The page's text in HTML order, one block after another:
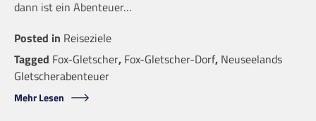
dann ist ein Abenteuer…
Posted in Reiseziele
Tagged Fox-Gletscher, Fox-Gletscher-Dorf, Neuseelands
Gletscherabenteuer
Mehr Lesen